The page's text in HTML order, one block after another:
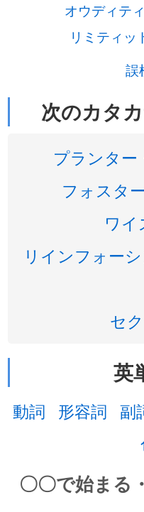
オウディテ
リミティッ
誤
次のカタ
プランター
フォスタ
ワイ
リインフォー
セ
英
動詞 形容詞 副
〇〇で始まる